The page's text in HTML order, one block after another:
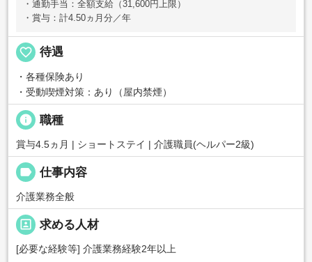
・通勤手当：全額支給（31,600円上限）
・賞与：計4.50ヵ月分／年
favorite_border 待遇
・各種保険あり
・受動喫煙対策：あり（屋内禁煙）
info 職種
賞与4.5ヵ月 | ショートステイ | 介護職員(ヘルパー2級)
label 仕事内容
介護業務全般
portrait 求める人材
[必要な経験等] 介護業務経験2年以上